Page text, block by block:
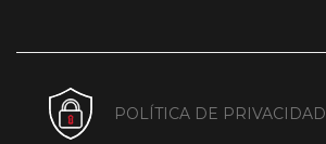
POLÍTICA DE PRIVACIDAD